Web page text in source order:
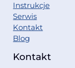
Instrukcje
Serwis
Kontakt
Blog
Kontakt